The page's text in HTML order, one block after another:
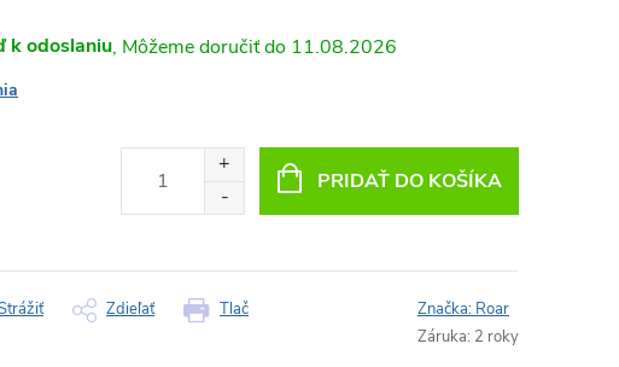
k odoslaniu 11.08.2026
PRIDAŤ DO KOŠÍKA
Tlač
Zdieľať Značka: Roar
Záruka: 2 roky